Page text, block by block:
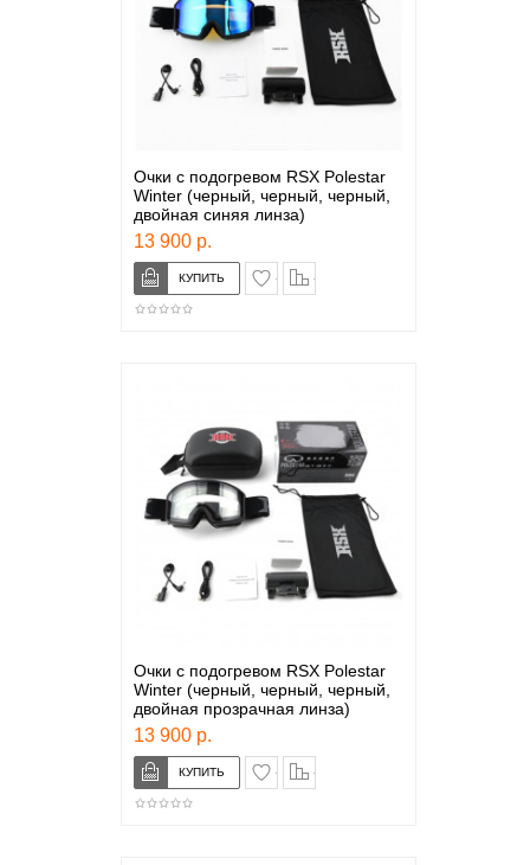
Очки с подогревом RSX Polestar
Winter (черный, черный, черный,
двойная синяя линза)
13 900 р.
в закладки
Очки с подогревом RSX Polestar
Winter (черный, черный, черный,
двойная прозрачная линза)
13 900 р.
в закладки